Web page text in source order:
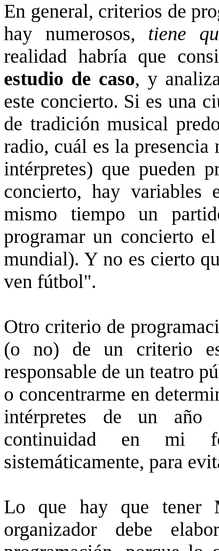
En general, criterios de
hay numerosos, tiene
realidad habría que
estudio de caso, y
este concierto. Si es una
de tradición musical
radio, cuál es la
intérpretes) que pueden
concierto, hay variables
mismo tiempo un
programar un concierto
mundial). Y no es cierto
ven fútbol".
Otro criterio de
(o no) de un criterio
responsable de un teatro
o concentrarme en
intérpretes de un año
continuidad en mi
sistemáticamente, para
Lo que hay que tener
organizador debe